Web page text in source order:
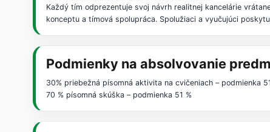
Každý tím odprezentuje svoj návrh realitnej kancelárie
konceptu a tímová spolupráca. Spolužiaci a vyučujúci
Podmienky na absolvovanie
30% priebežná písomná aktivita na cvičeniach – podmienka
70 % písomná skúška – podmienka 51 %